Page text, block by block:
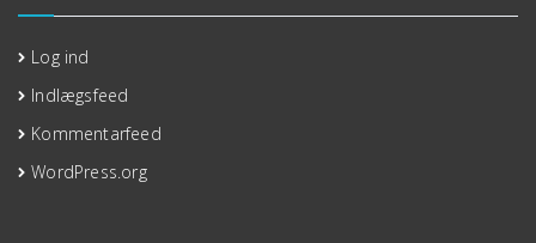
Log ind
Indlægsfeed
Kommentarfeed
WordPress.org